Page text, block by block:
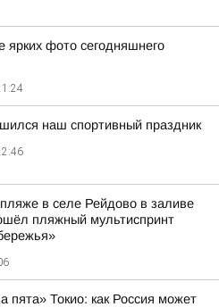
фото сегодняшнего
наш спортивный праздник
в селе Рейдово в заливе
пляжный мультиспринт
пята» Токио: как Россия может